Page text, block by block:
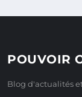
POUVOIR
Blog d'actualités